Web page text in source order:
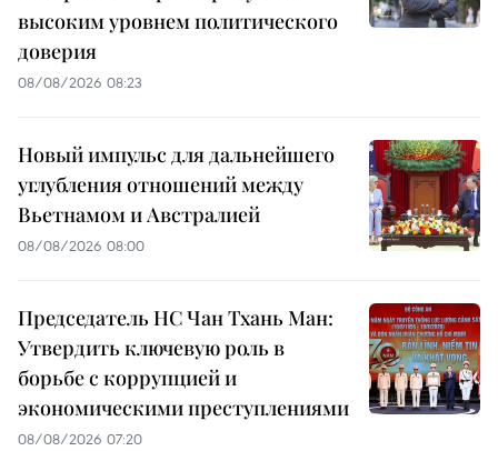
высоким уровнем политического
доверия
08/08/2026 08:23
Новый импульс для дальнейшего
углубления отношений между
Вьетнамом и Австралией
08/08/2026 08:00
Председатель НС Чан Тхань Ман:
Утвердить ключевую роль в
борьбе с коррупцией и
экономическими преступлениями
08/08/2026 07:20